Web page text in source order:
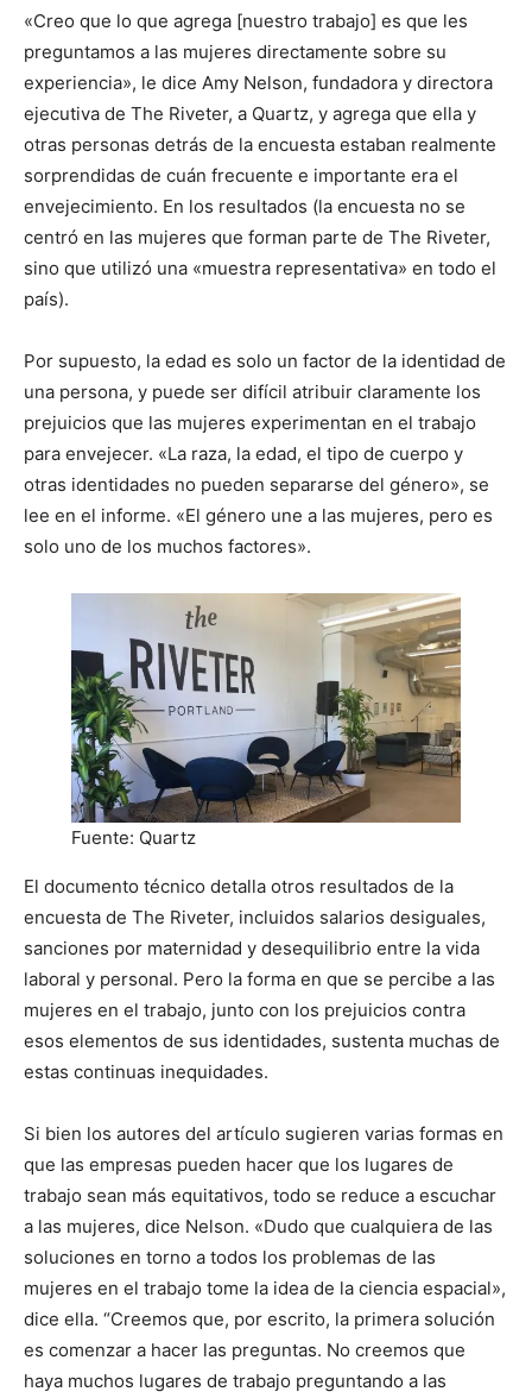
«Creo que lo que agrega [nuestro trabajo] es que les
preguntamos a las mujeres directamente sobre su
experiencia», le dice Amy Nelson, fundadora y directora
ejecutiva de The Riveter, a Quartz, y agrega que ella y
otras personas detrás de la encuesta estaban realmente
sorprendidas de cuán frecuente e importante era el
envejecimiento. En los resultados (la encuesta no se
centró en las mujeres que forman parte de The Riveter,
sino que utilizó una «muestra representativa» en todo el
país).
Por supuesto, la edad es solo un factor de la identidad de
una persona, y puede ser difícil atribuir claramente los
prejuicios que las mujeres experimentan en el trabajo
para envejecer. «La raza, la edad, el tipo de cuerpo y
otras identidades no pueden separarse del género», se
lee en el informe. «El género une a las mujeres, pero es
solo uno de los muchos factores».
Fuente: Quartz
El documento técnico detalla otros resultados de la
encuesta de The Riveter, incluidos salarios desiguales,
sanciones por maternidad y desequilibrio entre la vida
laboral y personal. Pero la forma en que se percibe a las
mujeres en el trabajo, junto con los prejuicios contra
esos elementos de sus identidades, sustenta muchas de
estas continuas inequidades.
Si bien los autores del artículo sugieren varias formas en
que las empresas pueden hacer que los lugares de
trabajo sean más equitativos, todo se reduce a escuchar
a las mujeres, dice Nelson. «Dudo que cualquiera de las
soluciones en torno a todos los problemas de las
mujeres en el trabajo tome la idea de la ciencia espacial»,
dice ella. “Creemos que, por escrito, la primera solución
es comenzar a hacer las preguntas. No creemos que
haya muchos lugares de trabajo preguntando a las